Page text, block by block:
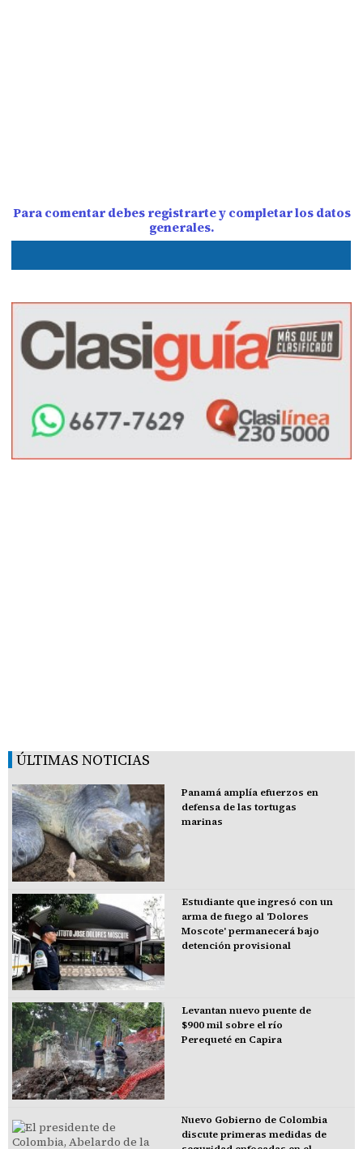
Para comentar debes registrarte y completar los datos
generales.
ÚLTIMAS NOTICIAS
Panamá amplía efuerzos en
defensa de las tortugas
marinas
Estudiante que ingresó con un
arma de fuego al 'Dolores
Moscote' permanecerá bajo
detención provisional
Levantan nuevo puente de
$900 mil sobre el río
Perequeté en Capira
Nuevo Gobierno de Colombia
discute primeras medidas de